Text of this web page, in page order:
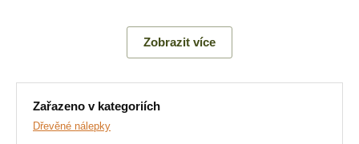
Jednoduchá montáž
Zobrazit více
Zařazeno v kategoriích
Dřevěné nálepky